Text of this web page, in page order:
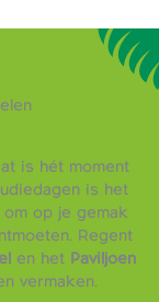
is hét moment
is het
op je gemak
Regent
en het Paviljoen
vermaken.